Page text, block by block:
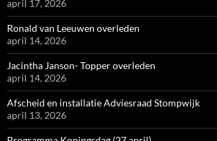
april 17, 2026
Ronald van Leeuwen overleden
april 14, 2026
Jacintha Janson- Topper overleden
april 14, 2026
Afscheid en installatie Adviesraad Stompwijk
april 13, 2026